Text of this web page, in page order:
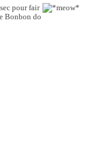
pour fair
Bonbon do